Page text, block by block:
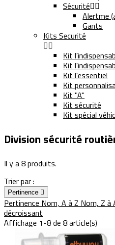
Sécurité
Alertme
Gants
Kits Securité

Kit
Kit
Kit l’essentiel
Kit
Kit "A"
Kit sécurité
Kit spécial
Division sécurité
Il y a 8 produits.
Trier par :
Pertinence 
Pertinence Nom, A à Z Nom, Z à
décroissant
Affichage 1-8 de 8 article(s)